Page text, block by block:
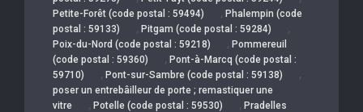
Petite-Forêt (code postal : 59494) , Phalempin (code
postal : 59133)
, Pitgam (code postal : 59284) ,
Poix-du-Nord (code postal : 59218) , Pommereuil
(code postal : 59360)
, Pont-à-Marcq (code postal :
59710)
, Pont-sur-Sambre (code postal : 59138) ,
poser un entrebâilleur de porte ; remastiquer une
vitre
, Potelle (code postal : 59530) , Pradelles